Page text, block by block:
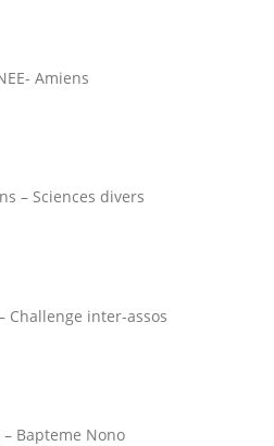
Amiens
– Sciences divers
Challenge inter-assos
Bapteme Nono